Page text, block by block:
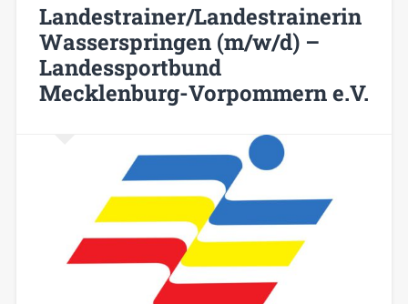
Landestrainer/Landestrainerin
Wasserspringen (m/w/d) –
Landessportbund
Mecklenburg-Vorpommern e.V.